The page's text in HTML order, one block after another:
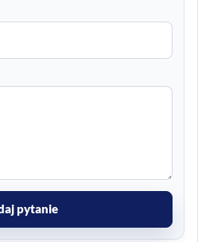
pytanie